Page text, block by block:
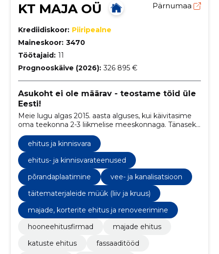
KT MAJA OÜ Pärnumaa
Krediidiskoor: Piiripealne
Maineskoor: 3470
Töötajaid: 11
Prognooskäive (2026): 326 895 €
Asukoht ei ole määrav - teostame töid üle
Eesti!
Meie lugu algas 2015. aasta alguses, kui käivitasime
oma teekonna 2-3 liikmelise meeskonnaga. Tänaseks
oleme kasvanud mitmekordselt ja uhkustame 11
liikmelise meeskonnaga, kes on valmis võtma vastu
suuremaid väljakutseid ja ulatuslikke projekte.
ehitus ja kinnisvara
ehitus- ja kinnisvarateenused
põrandaplaatimine
vee- ja kanalisatsioon
täitematerjaleide müük (liiv ja kruus)
majade, korterite ehitus ja renoveerimine
hooneehitusfirmad
majade ehitus
katuste ehitus
fassaaditööd